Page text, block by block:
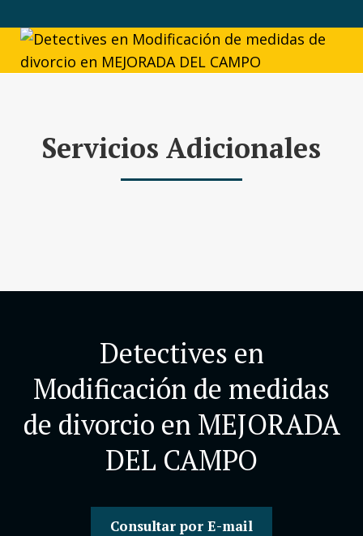
Servicios Adicionales
Detectives en
Modificación de medidas
de divorcio en MEJORADA
DEL CAMPO
Consultar por E-mail